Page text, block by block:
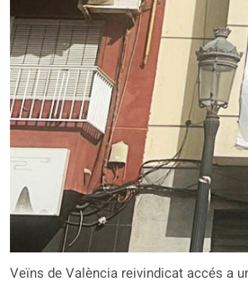
Veïns de València reivindicat accés a